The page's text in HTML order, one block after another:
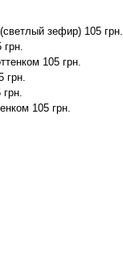
зефир) 105 грн.
грн.
105 грн.
грн.
грн.
105 грн.